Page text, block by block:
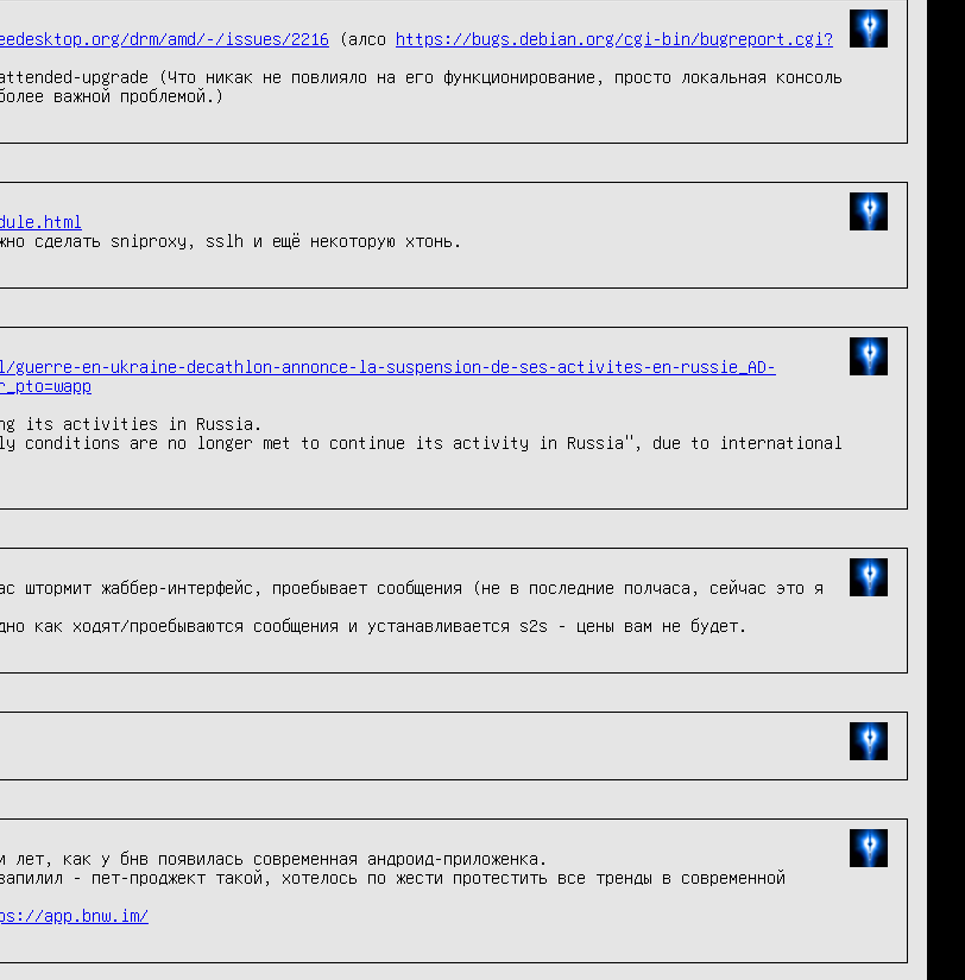
drm/amd/-/issues/2216 (алсо https://bugs.debian.org/cgi-bin/bugreport.cgi?
upgrade (Что никак не повлияло на его функционирование, просто локальная консоль
важной проблемой.)
en-ukraine-decathlon-annonce-la-suspension-de-ses-activites-en-russie_AD-
its activities in Russia.
conditions are no longer met to continue its activity in Russia", due to international
жаббер-интерфейс, проебывает сообщения (не в последние полчаса, сейчас это я
как ходят/проебываются сообщения и устанавливается s2s - цены вам не будет.
как у бнв появилась современная андроид-приложенка.
- пет-проджект такой, хотелось по жести протестить все тренды в современной
app.bnw.im/